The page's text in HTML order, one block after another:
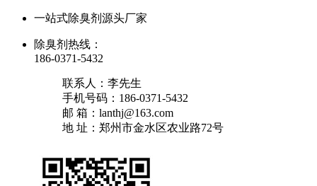
一站式除臭剂源头厂家
除臭剂热线：
186-0371-5432
联系人：李先生
手机号码：186-0371-5432
邮 箱：lanthj@163.com
地 址：郑州市金水区农业路72号